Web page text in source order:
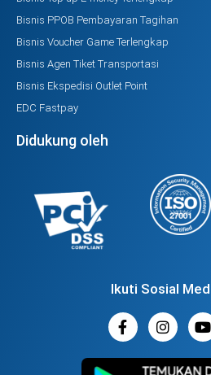
Bisnis PPOB Pembayaran Tagihan
Bisnis Voucher Game Terlengkap
Bisnis Agen Tiket Transportasi
Bisnis Ekspedisi Outlet Point
EDC Fastpay
Didukung oleh
Ikuti Sosial